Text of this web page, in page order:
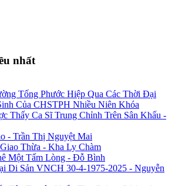
nhất
Tống Phước Hiệp Qua Các Thời Đại
Của CHSTPH Nhiều Niên Khóa
Thấy Ca Sĩ Trung Chỉnh Trên Sân Khấu -
- Trần Thị Nguyệt Mai
Thừa - Kha Ly Chàm
Một Tấm Lòng - Đỗ Bình
Di Sản VNCH 30-4-1975-2025 - Nguyễn